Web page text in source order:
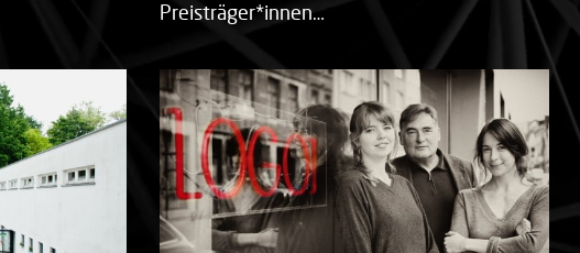
Preisträger*innen…